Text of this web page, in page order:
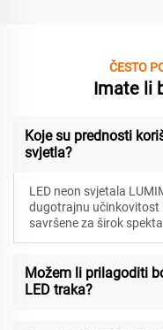
ČESTO
Imate li
Koje su prednosti
svjetla?
LED neon svjetala
dugotrajnu učinkovitost
savršene za širok
Možem li prilagoditi
LED traka?